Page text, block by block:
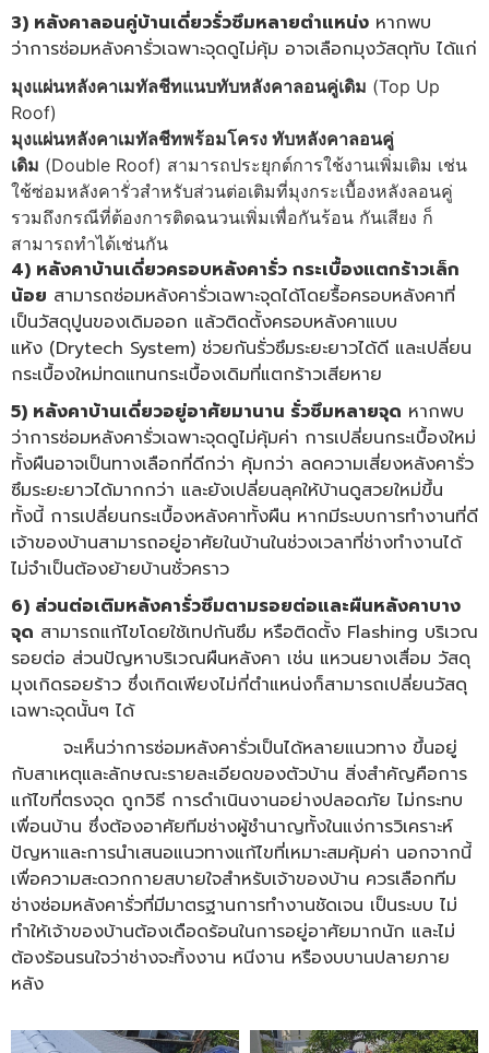
3) หลังคาลอนคู่บ้านเดี่ยวรั่วซึมหลายตำแหน่ง หากพบ
ว่าการซ่อมหลังคารั่วเฉพาะจุดดูไม่คุ้ม อาจเลือกมุงวัสดุทับ ได้แก่
มุงแผ่นหลังคาเมทัลชีทแนบทับหลังคาลอนคู่เดิม (Top Up
Roof)
มุงแผ่นหลังคาเมทัลชีทพร้อมโครง ทับหลังคาลอนคู่
เดิม (Double Roof) สามารถประยุกต์การใช้งานเพิ่มเติม เช่น
ใช้ซ่อมหลังคารั่วสำหรับส่วนต่อเติมที่มุงกระเบื้องหลังลอนคู่
รวมถึงกรณีที่ต้องการติดฉนวนเพิ่มเพื่อกันร้อน กันเสียง ก็
สามารถทำได้เช่นกัน
4) หลังคาบ้านเดี่ยวครอบหลังคารั่ว กระเบื้องแตกร้าวเล็ก
น้อย สามารถซ่อมหลังคารั่วเฉพาะจุดได้โดยรื้อครอบหลังคาที่
เป็นวัสดุปูนของเดิมออก แล้วติดตั้งครอบหลังคาแบบ
แห้ง (Drytech System) ช่วยกันรั่วซึมระยะยาวได้ดี และเปลี่ยน
กระเบื้องใหม่ทดแทนกระเบื้องเดิมที่แตกร้าวเสียหาย
5) หลังคาบ้านเดี่ยวอยู่อาศัยมานาน รั่วซึมหลายจุด หากพบ
ว่าการซ่อมหลังคารั่วเฉพาะจุดดูไม่คุ้มค่า การเปลี่ยนกระเบื้องใหม่
ทั้งผืนอาจเป็นทางเลือกที่ดีกว่า คุ้มกว่า ลดความเสี่ยงหลังคารั่ว
ซึมระยะยาวได้มากกว่า และยังเปลี่ยนลุคให้บ้านดูสวยใหม่ขึ้น
ทั้งนี้ การเปลี่ยนกระเบื้องหลังคาทั้งผืน หากมีระบบการทำงานที่ดี
เจ้าของบ้านสามารถอยู่อาศัยในบ้านในช่วงเวลาที่ช่างทำงานได้
ไม่จำเป็นต้องย้ายบ้านชั่วคราว
6) ส่วนต่อเติมหลังคารั่วซึมตามรอยต่อและผืนหลังคาบาง
จุด สามารถแก้ไขโดยใช้เทปกันซึม หรือติดตั้ง Flashing บริเวณ
รอยต่อ ส่วนปัญหาบริเวณผืนหลังคา เช่น แหวนยางเสื่อม วัสดุ
มุงเกิดรอยร้าว ซึ่งเกิดเพียงไม่กี่ตำแหน่งก็สามารถเปลี่ยนวัสดุ
เฉพาะจุดนั้นๆ ได้
จะเห็นว่าการซ่อมหลังคารั่วเป็นได้หลายแนวทาง ขึ้นอยู่
กับสาเหตุและลักษณะรายละเอียดของตัวบ้าน สิ่งสำคัญคือการ
แก้ไขที่ตรงจุด ถูกวิธี การดำเนินงานอย่างปลอดภัย ไม่กระทบ
เพื่อนบ้าน ซึ่งต้องอาศัยทีมช่างผู้ชำนาญทั้งในแง่การวิเคราะห์
ปัญหาและการนำเสนอแนวทางแก้ไขที่เหมาะสมคุ้มค่า นอกจากนี้
เพื่อความสะดวกกายสบายใจสำหรับเจ้าของบ้าน ควรเลือกทีม
ช่างซ่อมหลังคารั่วที่มีมาตรฐานการทำงานชัดเจน เป็นระบบ ไม่
ทำให้เจ้าของบ้านต้องเดือดร้อนในการอยู่อาศัยมากนัก และไม่
ต้องร้อนรนใจว่าช่างจะทิ้งงาน หนีงาน หรืองบบานปลายภาย
หลัง